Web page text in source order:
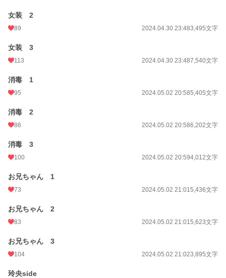
女装 2
89 2024.04.30 23:483,495文字
女装 3
113 2024.04.30 23:487,540文字
消毒 1
95 2024.05.02 20:585,405文字
消毒 2
86 2024.05.02 20:586,202文字
消毒 3
100 2024.05.02 20:594,012文字
お兄ちゃん 1
73 2024.05.02 21:015,436文字
お兄ちゃん 2
83 2024.05.02 21:015,623文字
お兄ちゃん 3
104 2024.05.02 21:023,895文字
玲央side